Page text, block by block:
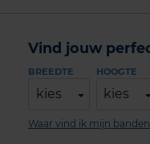
Vind jouw
BREEDTE
kies
HOOGTE
kies
Waar vind ik mijn